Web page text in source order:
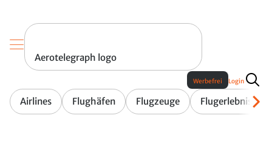
Aerotelegraph logo
Airlines Flughäfen Flugzeuge Flugerlebnis
Werbefrei Login